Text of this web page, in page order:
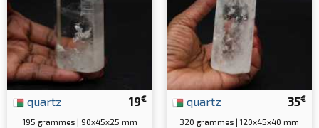
19€
quartz
195 grammes | 90x45x25 mm
35€
quartz
320 grammes | 120x45x40 mm